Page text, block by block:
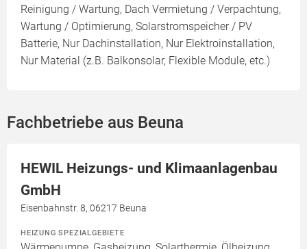
Reinigung / Wartung, Dach Vermietung / Verpachtung,
Wartung / Optimierung, Solarstromspeicher / PV
Batterie, Nur Dachinstallation, Nur Elektroinstallation,
Nur Material (z.B. Balkonsolar, Flexible Module, etc.)
Fachbetriebe aus Beuna
HEWIL Heizungs- und Klimaanlagenbau
GmbH
Eisenbahnstr. 8, 06217 Beuna
HEIZUNG SPEZIALGEBIETE